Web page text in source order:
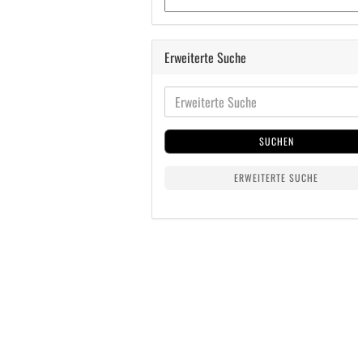
Erweiterte Suche
SUCHEN
ERWEITERTE SUCHE